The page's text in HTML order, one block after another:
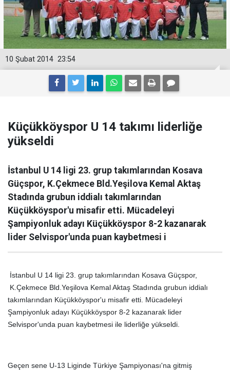
23:54
10 Şubat 2014
Küçükköyspor U 14 takımı liderliğe
yükseldi
İstanbul U 14 ligi 23. grup takımlarından Kosava
Güçspor, K.Çekmece Bld.Yeşilova Kemal Aktaş
Stadında grubun iddialı takımlarından
Küçükköyspor'u misafir etti. Mücadeleyi
Şampiyonluk adayı Küçükköyspor 8-2 kazanarak
lider Selvispor'unda puan kaybetmesi i
İstanbul U 14 ligi 23. grup takımlarından Kosava Güçspor,
K.Çekmece Bld.Yeşilova Kemal Aktaş Stadında grubun iddialı
takımlarından Küçükköyspor'u misafir etti. Mücadeleyi
Şampiyonluk adayı Küçükköyspor 8-2 kazanarak lider
Selvispor'unda puan kaybetmesi ile liderliğe yükseldi.
Geçen sene U-13 Liginde Türkiye Şampiyonası'na gitmiş